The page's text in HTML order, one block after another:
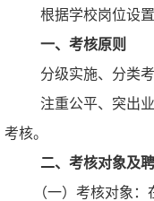
根据学校岗位设
一、考核原则
分级实施、分类
注重公平、突出
考核。
二、考核对象及
（一）考核对象